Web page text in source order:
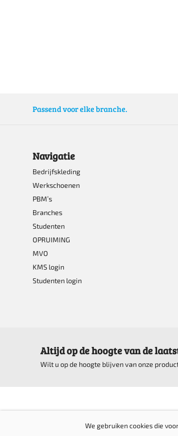
Passend voor elke branche.
Navigatie
Bedrijfskleding
Werkschoenen
PBM’s
Branches
Studenten
OPRUIMING
MVO
KMS login
Studenten login
Altijd op de hoogte van de
Wilt u op de hoogte blijven van onze
We gebruiken cookies die